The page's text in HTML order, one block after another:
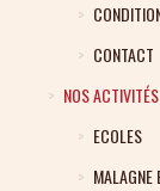
CONTACT
NOS ACTIVITÉS
ECOLES
MALAGNE